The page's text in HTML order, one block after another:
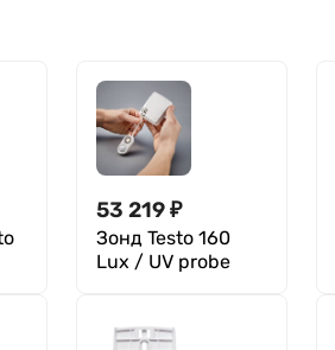
53 219₽
Зонд Testo 160
Lux / UV probe